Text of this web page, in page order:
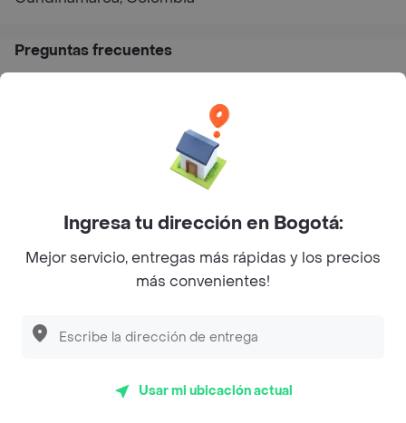
Preguntas frecuentes
¿Cuál es la dirección de Candy & Gifts?
Restaurantes similares a Candy & Gifts - Suba
Philippe
Ingresa tu dirección en Bogotá:
Mejor servicio, entregas más rápidas y los precios
más convenientes!
Usar mi ubicación actual